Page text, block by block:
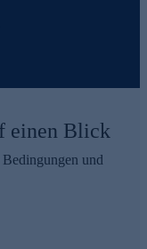
einen Blick
und